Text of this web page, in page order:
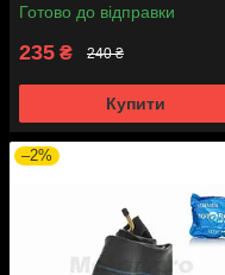
Готово до відправки
235 ₴ 240 ₴
Купити
–2%